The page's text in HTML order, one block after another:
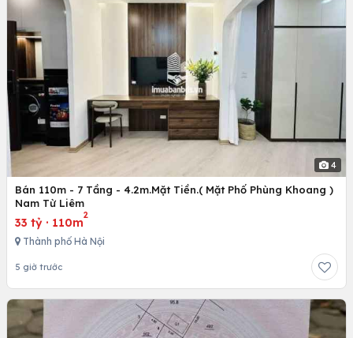
4
Bán 110m - 7 Tầng - 4.2m.Mặt Tiền.( Mặt Phố Phùng Khoang )
Nam Từ Liêm
33 tỷ · 110m
2
Thành phố Hà Nội
5 giờ trước